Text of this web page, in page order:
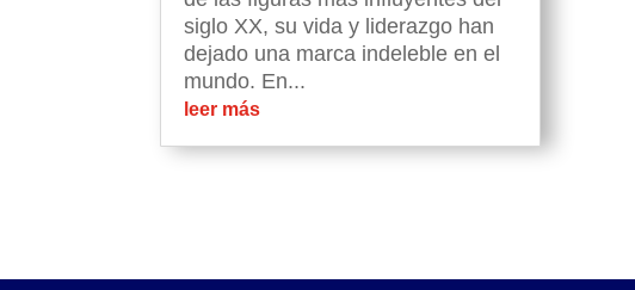
siglo XX, su vida y liderazgo han
dejado una marca indeleble en el
mundo. En...
leer más